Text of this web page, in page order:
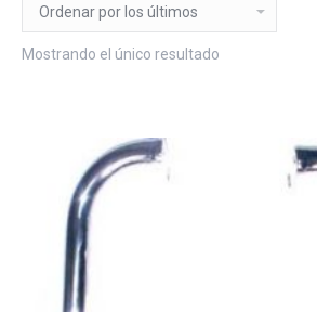
Mostrando el único resultado